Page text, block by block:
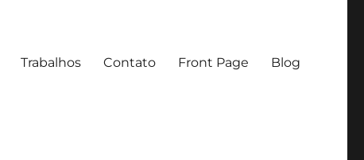
Trabalhos Contato Front Page Blog